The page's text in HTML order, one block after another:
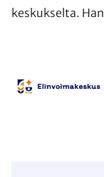
keskukselta.